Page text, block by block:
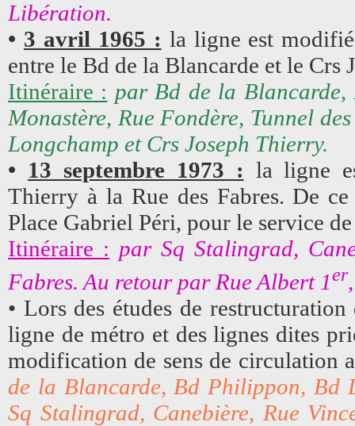
Libération.
• 3 avril 1965 : la ligne est
entre le Bd de la Blancarde et le Crs
Itinéraire : par Bd de la Blancarde,
Monastère, Rue Fondère, Tunnel
Longchamp et Crs Joseph Thierry.
• 13 septembre 1973 : la ligne
Thierry à la Rue des Fabres. De
Place Gabriel Péri, pour le service
Itinéraire : par Sq Stalingrad,
Fabres. Au retour par Rue Albert 1er
• Lors des études de
ligne de métro et des lignes dites
modification de sens de circulation
de la Blancarde, Bd Philippon, Bd
Sq Stalingrad, Canebière, Rue